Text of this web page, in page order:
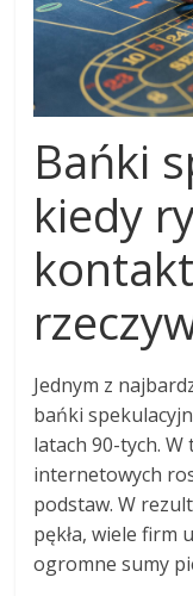
Bańki
kiedy
Jednym z
bańki
latach 90-tych.
internetowych
podstaw. W
pękła, wiele firm
ogromne sumy